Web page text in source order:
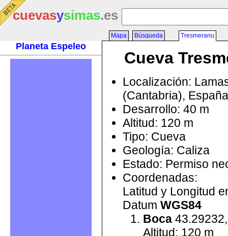
cuevasysimas.es
Planeta Espeleo
Mapa Búsqueda Tresmeranu
Cueva
Localización:
(Cantabria), España
Desarrollo: 40 m
Altitud: 120 m
Tipo: Cueva
Geología: Caliza
Estado: Permiso
Coordenadas:
Latitud y Longitud
Datum WGS84
Boca
Altitud: 120 m